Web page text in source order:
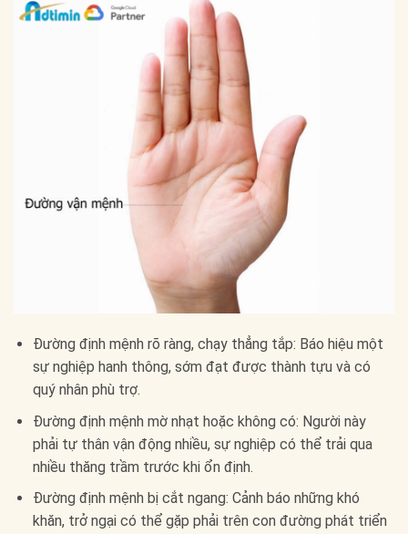
Đường định mệnh rõ ràng, chạy thẳng tắp: Báo hiệu một
sự nghiệp hanh thông, sớm đạt được thành tựu và có
quý nhân phù trợ.
Đường định mệnh mờ nhạt hoặc không có: Người này
phải tự thân vận động nhiều, sự nghiệp có thể trải qua
nhiều thăng trầm trước khi ổn định.
Đường định mệnh bị cắt ngang: Cảnh báo những khó
khăn, trở ngại có thể gặp phải trên con đường phát triển